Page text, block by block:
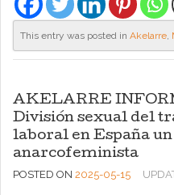
This entry was posted in Akelarre,
AKELARRE
División sexual del
laboral en España
anarcofeminista
POSTED ON 2025-05-15